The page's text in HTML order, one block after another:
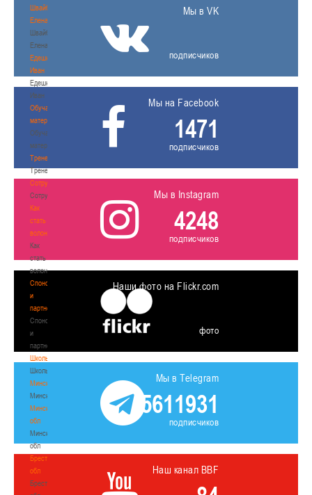
Швайбович
Елена
Швайбович
Елена
Едешко
Иван
Едешко
Иван
Обучающие
материалы
Обучающие
материалы
Тренерам
Тренерам
Сотрудничество
Сотрудничество
Как
стать
волонтером
Как
стать
волонтером
Спонсоры
и
партнеры
Спонсоры
и
партнеры
Школы
Школы
Минск
Минск
Минская
обл
Минская
обл
Брестская
обл
Брестская
Мы в VK
подписчиков
Мы на Facebook
1471
подписчиков
Мы в Instagram
4248
подписчиков
Наши фото на Flickr.com
фото
Мы в Telegram
5611931
подписчиков
Наш канал BBF